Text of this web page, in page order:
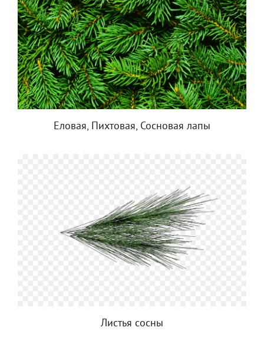
Еловая, Пихтовая, Сосновая лапы
Листья сосны